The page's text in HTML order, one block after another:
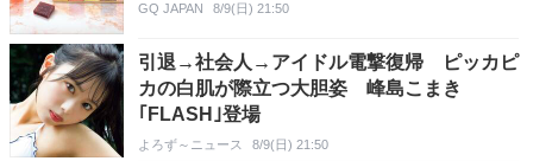
GQ JAPAN 8/9(日) 21:50
引退→社会人→アイドル電撃復帰 ピッカピ
カの白肌が際立つ大胆姿 峰島こまき
｢FLASH｣登場
よろず～ニュース 8/9(日) 21:50